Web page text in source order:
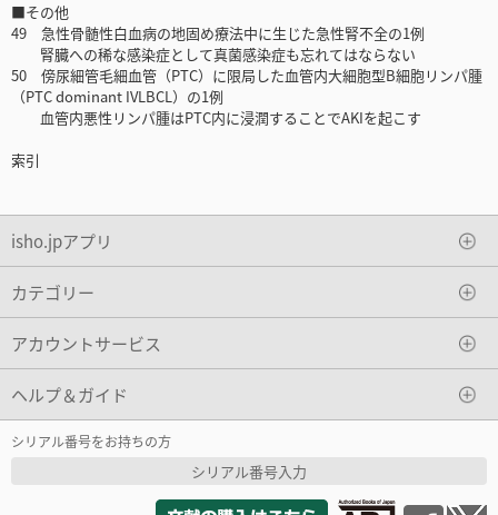
■その他
49 急性骨髄性白血病の地固め療法中に生じた急性腎不全の1例
腎臓への稀な感染症として真菌感染症も忘れてはならない
50 傍尿細管毛細血管（PTC）に限局した血管内大細胞型B細胞リンパ腫
（PTC dominant IVLBCL）の1例
血管内悪性リンパ腫はPTC内に浸潤することでAKIを起こす
索引
isho.jpアプリ
カテゴリー
アカウントサービス
ヘルプ＆ガイド
シリアル番号をお持ちの方
シリアル番号入力